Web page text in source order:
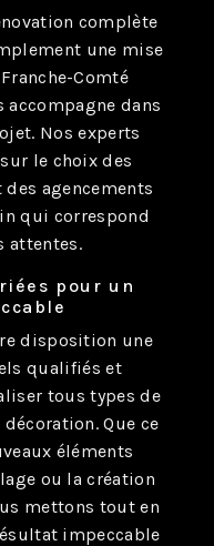
complète
une mise
Comté
accompagne dans
Nos experts
le choix des
agencements
qui correspond
attentes.
pour un
disposition une
qualifiés et
tous types de
Que ce
éléments
ou la création
mettons tout en
impeccable